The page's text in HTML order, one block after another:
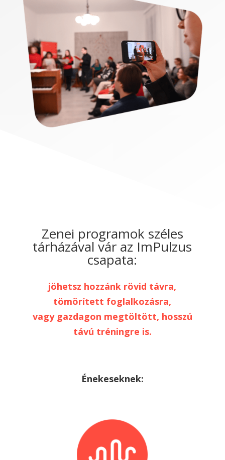
Zenei programok széles
tárházával vár az ImPulzus
csapata:
jöhetsz hozzánk rövid távra,
tömörített foglalkozásra,
vagy gazdagon megtöltött, hosszú
távú tréningre is.
Énekeseknek: